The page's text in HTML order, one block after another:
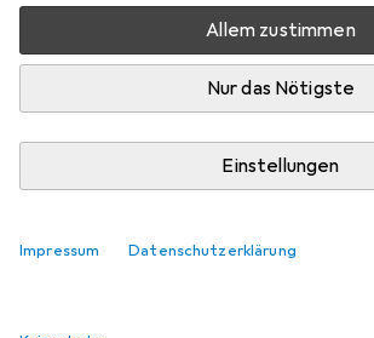
Allem zustimmen
Nur das Nötigste
Einstellungen
Impressum Datenschutzerklärung
Zubehör für Planam
Hier findest du passendes Zubehör zum
Bundhose aus der Kategorie Knieschutz.
Relevanz